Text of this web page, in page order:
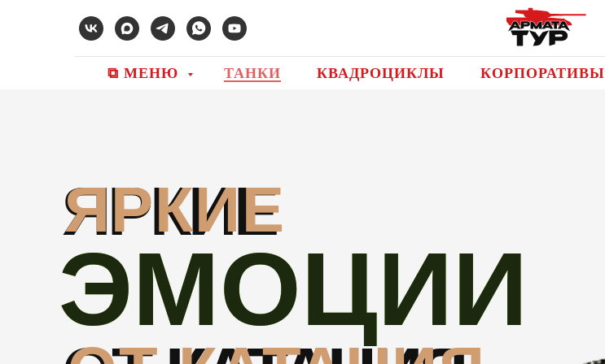
⧉ МЕНЮ ТАНКИ КВАДРОЦИКЛЫ КОРПОРАТИВЫ
ЯРКИЕ
ЯРКИЕ
ЭМОЦИИ
ЭМОЦИИ